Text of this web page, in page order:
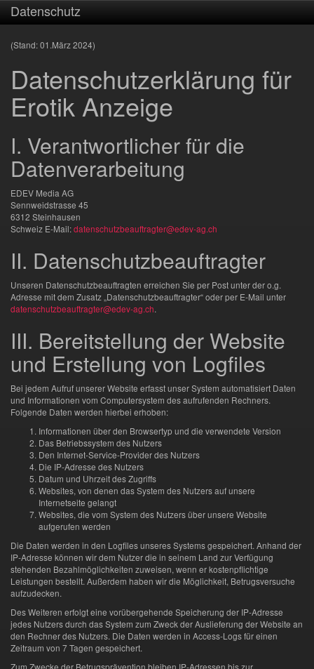
Datenschutz
(Stand: 01.März 2024)
Datenschutzerklärung für
Erotik Anzeige
I. Verantwortlicher für die
Datenverarbeitung
EDEV Media AG
Sennweidstrasse 45
6312 Steinhausen
Schweiz E-Mail:datenschutzbeauftragter@edev-ag.ch
II. Datenschutzbeauftragter
Unseren Datenschutzbeauftragten erreichen Sie per Post unter der o.g.
Adresse mit dem Zusatz „Datenschutzbeauftragter“ oder per E-Mail unter
datenschutzbeauftragter@edev-ag.ch.
III. Bereitstellung der Website
und Erstellung von Logfiles
Bei jedem Aufruf unserer Website erfasst unser System automatisiert Daten
und Informationen vom Computersystem des aufrufenden Rechners.
Folgende Daten werden hierbei erhoben:
Informationen über den Browsertyp und die verwendete Version
Das Betriebssystem des Nutzers
Den Internet-Service-Provider des Nutzers
Die IP-Adresse des Nutzers
Datum und Uhrzeit des Zugriffs
Websites, von denen das System des Nutzers auf unsere
Internetseite gelangt
Websites, die vom System des Nutzers über unsere Website
aufgerufen werden
Die Daten werden in den Logfiles unseres Systems gespeichert. Anhand der
IP-Adresse können wir dem Nutzer die in seinem Land zur Verfügung
stehenden Bezahlmöglichkeiten zuweisen, wenn er kostenpflichtige
Leistungen bestellt. Außerdem haben wir die Möglichkeit, Betrugsversuche
aufzudecken.
Des Weiteren erfolgt eine vorübergehende Speicherung der IP-Adresse
jedes Nutzers durch das System zum Zweck der Auslieferung der Website an
den Rechner des Nutzers. Die Daten werden in Access-Logs für einen
Zeitraum von 7 Tagen gespeichert.
Zum Zwecke der Betrugsprävention bleiben IP-Adressen bis zur